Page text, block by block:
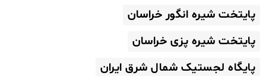
پایتخت شیره انگور خراسان
پایتخت شیره پزی خراسان
پایگاه لجستیک شمال شرق ایران